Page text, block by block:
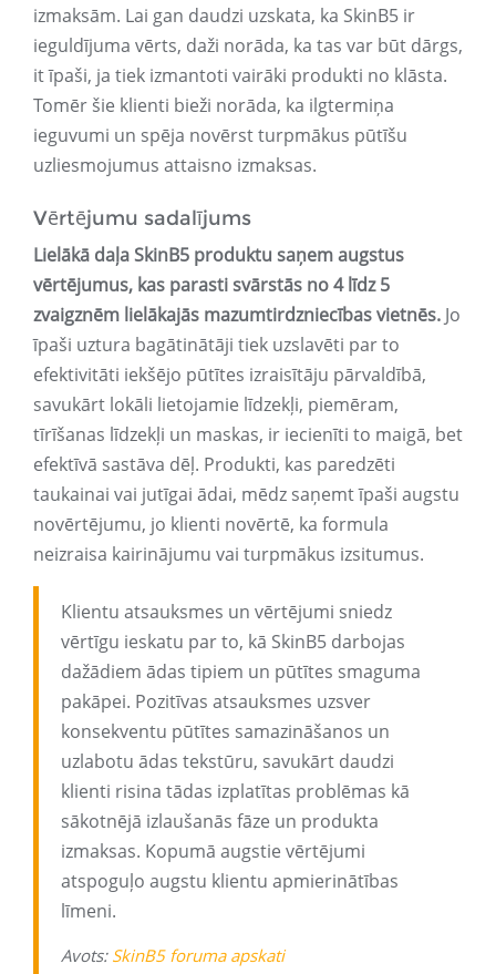
izmaksām. Lai gan daudzi uzskata, ka SkinB5 ir
ieguldījuma vērts, daži norāda, ka tas var būt dārgs,
it īpaši, ja tiek izmantoti vairāki produkti no klāsta.
Tomēr šie klienti bieži norāda, ka ilgtermiņa
ieguvumi un spēja novērst turpmākus pūtīšu
uzliesmojumus attaisno izmaksas.
Vērtējumu sadalījums
Lielākā daļa SkinB5 produktu saņem augstus
vērtējumus, kas parasti svārstās no 4 līdz 5
zvaigznēm lielākajās mazumtirdzniecības vietnēs. Jo
īpaši uztura bagātinātāji tiek uzslavēti par to
efektivitāti iekšējo pūtītes izraisītāju pārvaldībā,
savukārt lokāli lietojamie līdzekļi, piemēram,
tīrīšanas līdzekļi un maskas, ir iecienīti to maigā, bet
efektīvā sastāva dēļ. Produkti, kas paredzēti
taukainai vai jutīgai ādai, mēdz saņemt īpaši augstu
novērtējumu, jo klienti novērtē, ka formula
neizraisa kairinājumu vai turpmākus izsitumus.
Klientu atsauksmes un vērtējumi sniedz
vērtīgu ieskatu par to, kā SkinB5 darbojas
dažādiem ādas tipiem un pūtītes smaguma
pakāpei. Pozitīvas atsauksmes uzsver
konsekventu pūtītes samazināšanos un
uzlabotu ādas tekstūru, savukārt daudzi
klienti risina tādas izplatītas problēmas kā
sākotnējā izlaušanās fāze un produkta
izmaksas. Kopumā augstie vērtējumi
atspoguļo augstu klientu apmierinātības
līmeni.
Avots: SkinB5 foruma apskati